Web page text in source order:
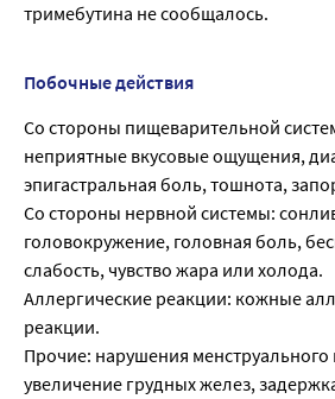
тримебутина не сообщалось.
Побочные действия
Со стороны пищеварительной
неприятные вкусовые ощущения,
эпигастральная боль, тошнота,
Со стороны нервной системы:
головокружение, головная боль,
слабость, чувство жара или холода.
Аллергические реакции: кожные
реакции.
Прочие: нарушения
увеличение грудных желез,